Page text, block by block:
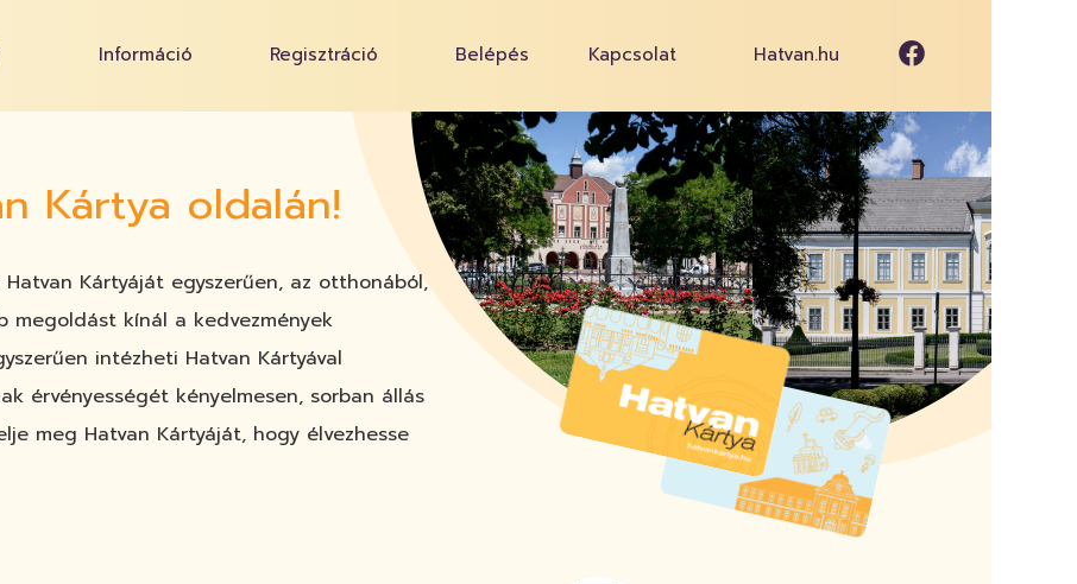
Információ Regisztráció Belépés Kapcsolat Hatvan.hu
Kártya oldalán!
Kártyáját egyszerűen, az otthonából,
megoldást kínál a kedvezmények
intézheti Hatvan Kártyával
érvényességét kényelmesen, sorban állás
meg Hatvan Kártyáját, hogy élvezhesse